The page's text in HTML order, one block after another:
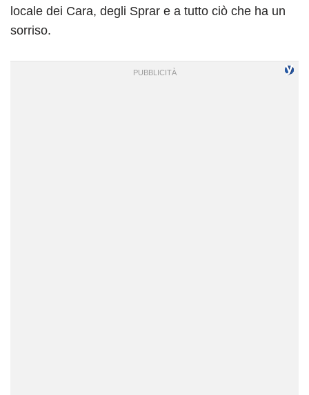
locale dei Cara, degli Sprar e a tutto ciò che ha un
sorriso.